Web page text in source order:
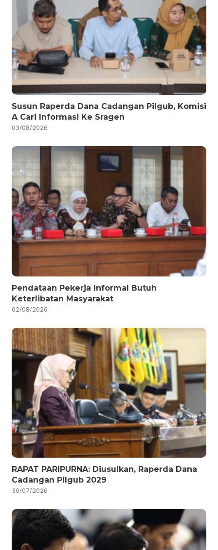
Susun Raperda Dana Cadangan Pilgub, Komisi
A Cari Informasi Ke Sragen
03/08/2026
Pendataan Pekerja Informal Butuh
Keterlibatan Masyarakat
02/08/2026
RAPAT PARIPURNA: Diusulkan, Raperda Dana
Cadangan Pilgub 2029
30/07/2026